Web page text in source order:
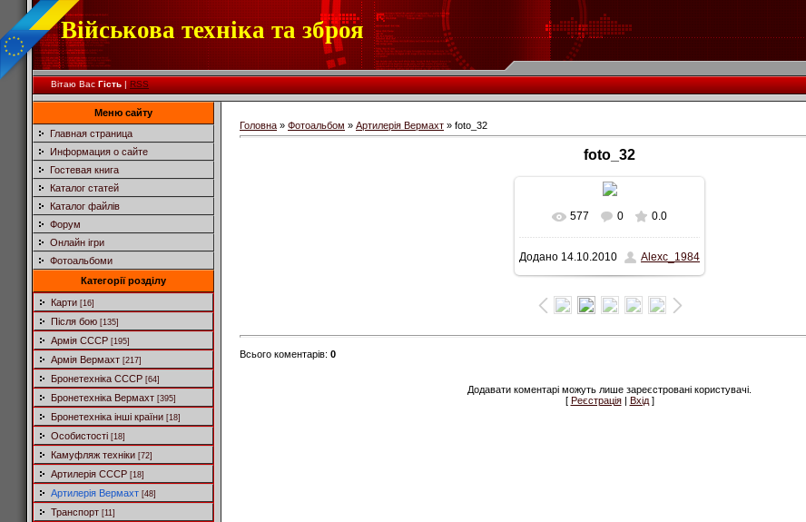
Військова техніка та зброя
Вітаю Вас Гість|RSS
Меню сайту
Главная страница
Информация о сайте
Гостевая книга
Каталог статей
Каталог файлів
Форум
Онлайн ігри
Фотоальбоми
Категорії розділу
Карти [16]
Після бою [135]
Армія СССР [195]
Армія Вермахт [217]
Бронетехніка СССР [64]
Бронетехніка Вермахт [395]
Бронетехніка інші країни [18]
Особистості [18]
Камуфляж техніки [72]
Артилерія СССР [18]
Артилерія Вермахт [48]
Транспорт [11]
Головна » Фотоальбом » Артилерія Вермахт » foto_32
foto_32
У реальному розмірі
423x600/ 36.5Kb
577 0 0.0
Додано 14.10.2010 Alexc_1984
Всього коментарів: 0
Додавати коментарі можуть лише зареєстровані користувачі.
[ Реєстрація| Вхід]